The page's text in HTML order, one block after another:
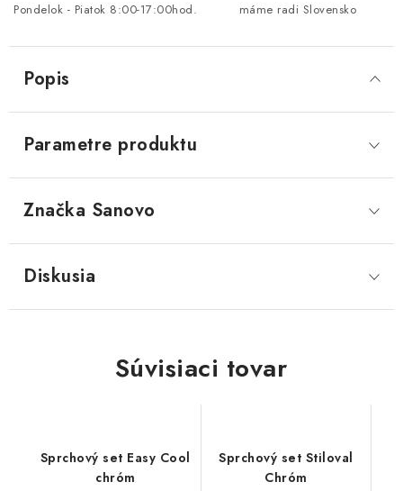
Pondelok - Piatok 8:00-17:00hod. máme radi Slovensko
Popis
Parametre produktu
Značka Sanovo
Diskusia
Súvisiaci tovar
Sprchový set Easy Cool
chróm
Sprchový set Stiloval
Chróm